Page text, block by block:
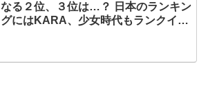
なる２位、３位は…？ 日本のランキン
グにはKARA、少女時代もランクイ